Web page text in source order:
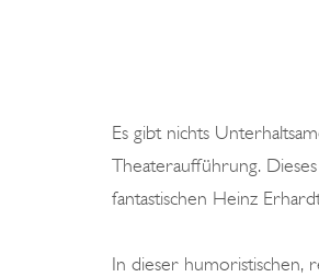
Es gibt nichts
Theateraufführung.
fantastischen Heinz
In dieser humoristischen,